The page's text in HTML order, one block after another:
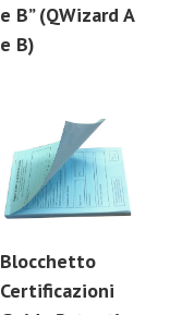
e B” (QWizard A
e B)
Blocchetto
Certificazioni